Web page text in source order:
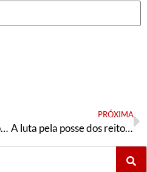
USA-China-Mundo Perspectivas I
PRÓXIMA
A luta pela posse dos reitores eleitos e a autonomia universitária: o que os estudantes têm a ver com isso?